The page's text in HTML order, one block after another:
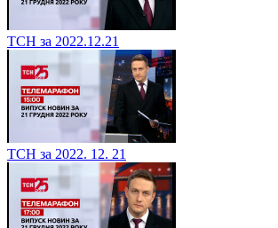
ТСН за 2022.12.21
ТСН за 2022. 12. 21